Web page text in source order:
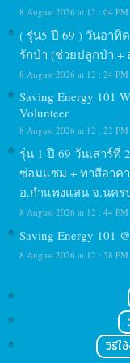
8 August 2026 at 12 : 04 PM
( รุ่น5 ปี 69 ) วันอาทิ
รักป่า (ช่วยปลูกป่า +
8 August 2026 at 12 : 24 PM
Saving Energy 101
Volunteer
8 August 2026 at 12 : 22 PM
รุ่น 1 ปี 69 วันเสาร์ที่
ซ่อมแซม + ทาสีอาคา
อ.กำแพงแสน จ.นคร
8 August 2026 at 12 : 44 PM
Saving Energy 101
8 August 2026 at 12 : 58 PM
วิธีใ